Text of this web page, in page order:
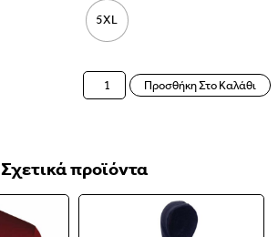
5XL
Προσθήκη Στο Καλάθι
Σχετικά προϊόντα